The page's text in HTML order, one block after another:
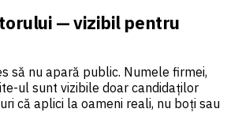
— vizibil pentru
să nu apară public. Numele firmei,
ul sunt vizibile doar candidaților
că aplici la oameni reali, nu boți sau